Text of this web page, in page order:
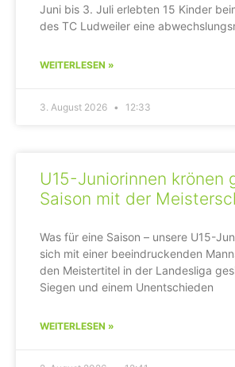
Juni bis 3. Juli erlebten 15 Kinder
des TC Ludweiler eine
WEITERLESEN »
3. August 2026 12:33
U15-Juniorinnen krönen
Saison mit der
Was für eine Saison – unsere U15-
sich mit einer beeindruckenden
den Meistertitel in der Landesliga
Siegen und einem Unentschieden
WEITERLESEN »